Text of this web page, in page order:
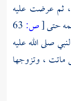
ثم عرضت عليه
حتى[ص: 63
صلى الله عليه
ماتت ، وتزوجها